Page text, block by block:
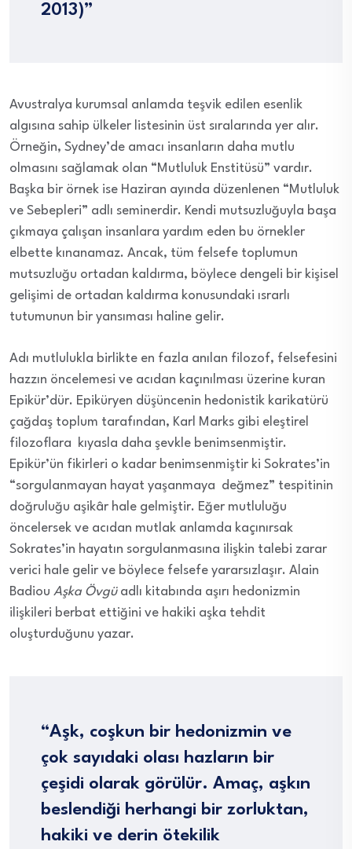
2013)”
Avustralya kurumsal anlamda teşvik edilen esenlik
algısına sahip ülkeler listesinin üst sıralarında yer alır.
Örneğin, Sydney’de amacı insanların daha mutlu
olmasını sağlamak olan “Mutluluk Enstitüsü” vardır.
Başka bir örnek ise Haziran ayında düzenlenen “Mutluluk
ve Sebepleri” adlı seminerdir. Kendi mutsuzluğuyla başa
çıkmaya çalışan insanlara yardım eden bu örnekler
elbette kınanamaz. Ancak, tüm felsefe toplumun
mutsuzluğu ortadan kaldırma, böylece dengeli bir kişisel
gelişimi de ortadan kaldırma konusundaki ısrarlı
tutumunun bir yansıması haline gelir.
Adı mutlulukla birlikte en fazla anılan filozof, felsefesini
hazzın öncelemesi ve acıdan kaçınılması üzerine kuran
Epikür’dür. Epiküryen düşüncenin hedonistik karikatürü
çağdaş toplum tarafından, Karl Marks gibi eleştirel
filozoflara kıyasla daha şevkle benimsenmiştir.
Epikür’ün fikirleri o kadar benimsenmiştir ki Sokrates’in
“sorgulanmayan hayat yaşanmaya değmez” tespitinin
doğruluğu aşikâr hale gelmiştir. Eğer mutluluğu
öncelersek ve acıdan mutlak anlamda kaçınırsak
Sokrates’in hayatın sorgulanmasına ilişkin talebi zarar
verici hale gelir ve böylece felsefe yararsızlaşır. Alain
Badiou Aşka Övgüadlı kitabında aşırı hedonizmin
ilişkileri berbat ettiğini ve hakiki aşka tehdit
oluşturduğunu yazar.
“Aşk, coşkun bir hedonizmin ve
çok sayıdaki olası hazların bir
çeşidi olarak görülür. Amaç, aşkın
beslendiği herhangi bir zorluktan,
hakiki ve derin ötekilik